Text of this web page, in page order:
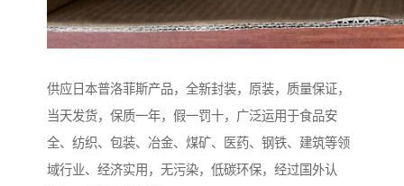
供应日本普洛菲斯产品，全新封装，原装，质量保证，
当天发货，保质一年，假一罚十，广泛运用于食品安
全、纺织、包装、冶金、煤矿、医药、钢铁、建筑等领
域行业、经济实用，无污染，低碳环保，经过国外认